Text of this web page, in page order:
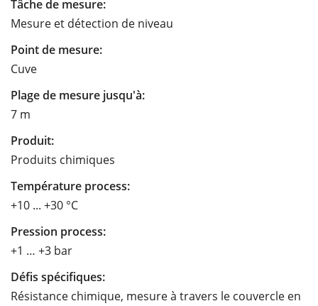
Tâche de mesure:
Mesure et détection de niveau
Point de mesure:
Cuve
Plage de mesure jusqu'à:
7 m
Produit:
Produits chimiques
Température process:
+10 ... +30 °C
Pression process:
+1 … +3 bar
Défis spécifiques:
Résistance chimique, mesure à travers le couvercle en